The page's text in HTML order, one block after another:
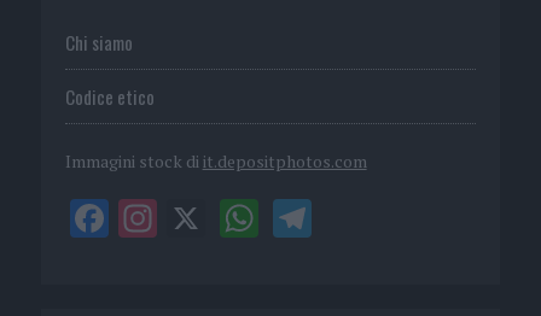
Chi siamo
Codice etico
Immagini stock di it.depositphotos.com